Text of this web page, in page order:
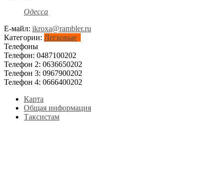
Одесса
Е-майл: ikroxa@rambler.ru
Категории: Легковые
Телефоны
Телефон: 0487100202
Телефон 2: 0636650202
Телефон 3: 0967900202
Телефон 4: 0666400202
Карта
Общая информация
Таксистам